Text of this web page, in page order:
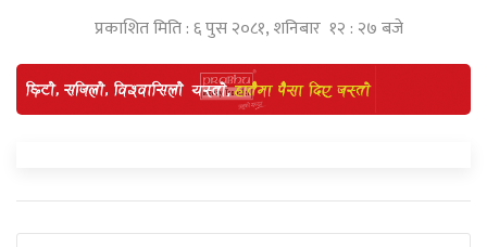
प्रकाशित मिति : ६ पुस २०८१, शनिबार १२ : २७ बजे